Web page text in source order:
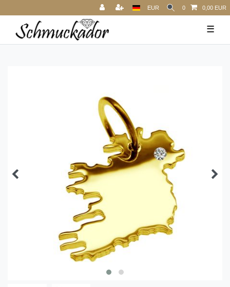
EUR 0 0,00 EUR
☰